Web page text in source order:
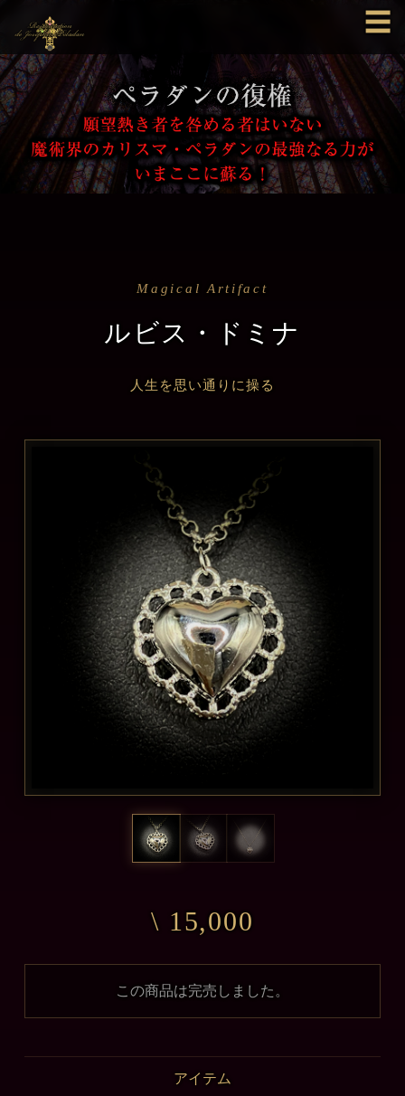
☰
Magical Artifact
ルビス・ドミナ
人生を思い通りに操る
\ 15,000
この商品は完売しました。
アイテム